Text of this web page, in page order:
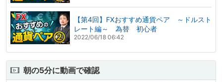
【第4回】FXおすすめ通貨ペア ～ドルスト
レート編～ 為替 初心者
2022/06/18 06:42
朝の5分に動画で確認